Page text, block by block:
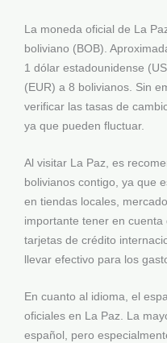
La moneda oficial de La
boliviano (BOB).
1 dólar estadounidense
(EUR) a 8 bolivianos. Sin
verificar las tasas de
ya que pueden fluctuar.
Al visitar La Paz, es
bolivianos contigo, ya que
en tiendas locales,
importante tener en
tarjetas de crédito
llevar efectivo para los
En cuanto al idioma, el
oficiales en La Paz. La
español, pero